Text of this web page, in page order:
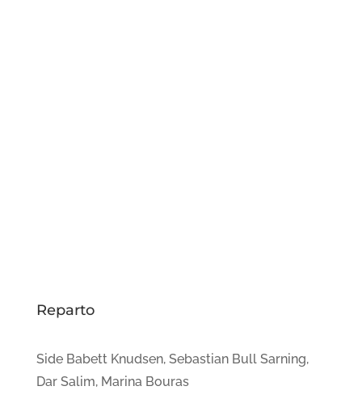
Reparto
Side Babett Knudsen, Sebastian Bull Sarning,
Dar Salim, Marina Bouras